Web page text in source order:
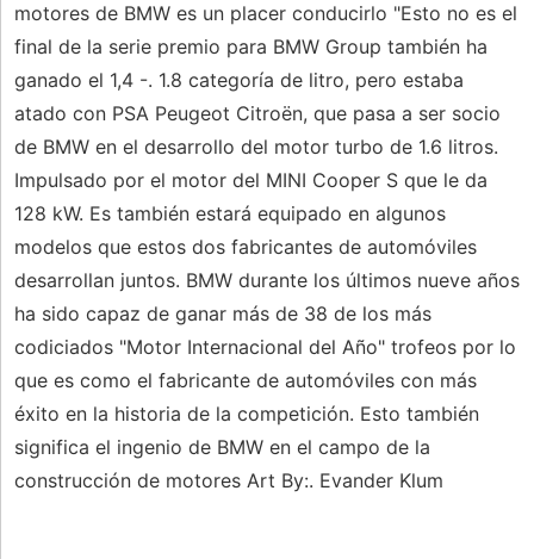
motores de BMW es un placer conducirlo "Esto no es el
final de la serie premio para BMW Group también ha
ganado el 1,4 -. 1.8 categoría de litro, pero estaba
atado con PSA Peugeot Citroën, que pasa a ser socio
de BMW en el desarrollo del motor turbo de 1.6 litros.
Impulsado por el motor del MINI Cooper S que le da
128 kW. Es también estará equipado en algunos
modelos que estos dos fabricantes de automóviles
desarrollan juntos. BMW durante los últimos nueve años
ha sido capaz de ganar más de 38 de los más
codiciados "Motor Internacional del Año" trofeos por lo
que es como el fabricante de automóviles con más
éxito en la historia de la competición. Esto también
significa el ingenio de BMW en el campo de la
construcción de motores Art By:. Evander Klum